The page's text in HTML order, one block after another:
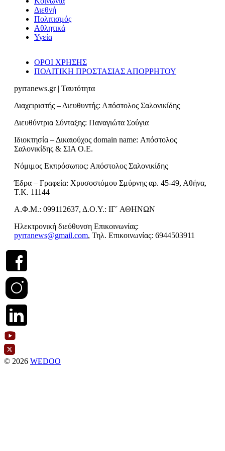
Διεθνή
Πολιτισμός
Αθλητικά
Υγεία
ΟΡΟΙ ΧΡΗΣΗΣ
ΠΟΛΙΤΙΚΗ ΠΡΟΣΤΑΣΙΑΣ ΑΠΟΡΡΗΤΟΥ
pyrranews.gr | Ταυτότητα
Διαχειριστής – Διευθυντής: Απόστολος Σαλονικίδης
Διευθύντρια Σύνταξης: Παναγιώτα Σούγια
Ιδιοκτησία – Δικαιούχος domain name: Απόστολος
Σαλονικίδης & ΣΙΑ Ο.Ε.
Νόμιμος Εκπρόσωπος: Απόστολος Σαλονικίδης
Έδρα – Γραφεία: Χρυσοστόμου Σμύρνης αρ. 45-49, Αθήνα,
Τ.Κ. 11144
Α.Φ.Μ.: 099112637, Δ.Ο.Υ.: ΙΓ΄ ΑΘΗΝΩΝ
Ηλεκτρονική διεύθυνση Επικοινωνίας:
pyrranews@gmail.com, Τηλ. Επικοινωνίας: 6944503911
© 2026 WEDOO